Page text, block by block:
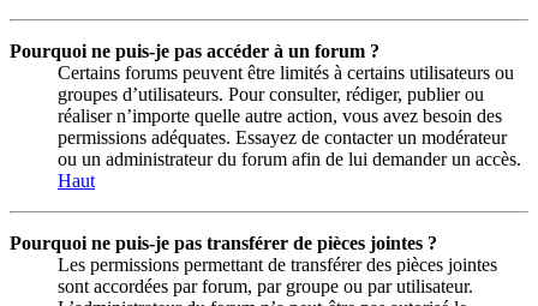
Pourquoi ne puis-je pas accéder à un forum ?
Certains forums peuvent être limités à certains utilisateurs ou
groupes d’utilisateurs. Pour consulter, rédiger, publier ou
réaliser n’importe quelle autre action, vous avez besoin des
permissions adéquates. Essayez de contacter un modérateur
ou un administrateur du forum afin de lui demander un accès.
Haut
Pourquoi ne puis-je pas transférer de pièces jointes ?
Les permissions permettant de transférer des pièces jointes
sont accordées par forum, par groupe ou par utilisateur.